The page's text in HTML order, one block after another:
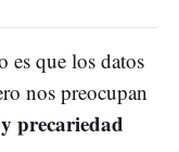
es que los datos
nos preocupan
precariedad